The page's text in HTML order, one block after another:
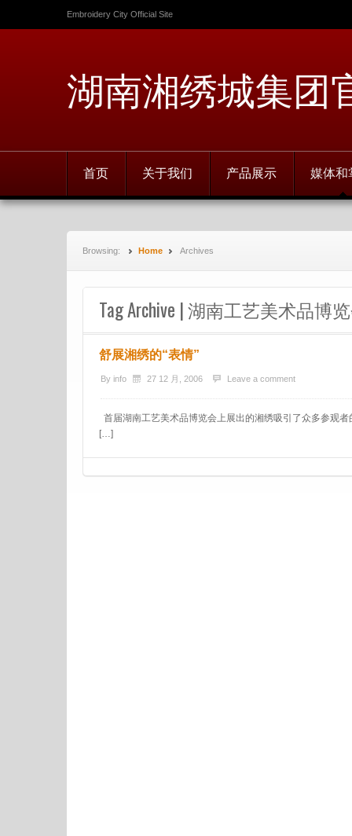
Embroidery City Official Site
湖南湘绣城集团
首页 关于我们 产品展示 媒体和
Browsing: Home Archives
Tag Archive | 湖南工艺美术品博
舒展湘绣的“表情”
By info 27 12 月, 2006 Leave a comment
首届湖南工艺美术品博览会上展出的湘绣吸引了众多
[…]